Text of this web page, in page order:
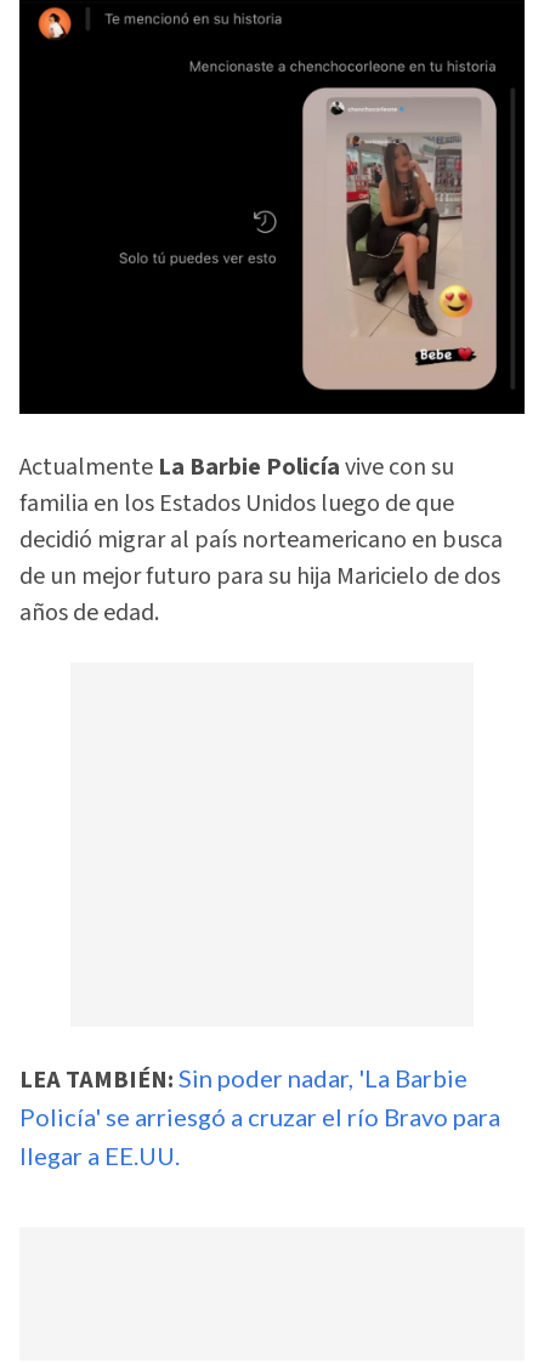
Actualmente La Barbie Policíavive con su
familia en los Estados Unidos luego de que
decidió migrar al país norteamericano en busca
de un mejor futuro para su hija Maricielo de dos
años de edad.
LEA TAMBIÉN: Sin poder nadar, 'La Barbie
Policía' se arriesgó a cruzar el río Bravo para
llegar a EE.UU.